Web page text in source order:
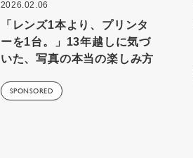
2026.02.06
「レンズ1本より、プリンタ
ーを1台。」13年越しに気づ
いた、写真の本当の楽しみ方
SPONSORED